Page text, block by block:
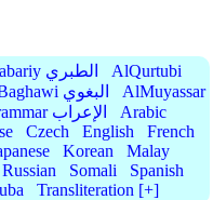
AtTabariy الطبري
AlQurtubi
AlBaghawi البغوي
AlMuyassar
Grammar الإعراب
Arabic
Czech English
French
Korean
Malay
Russian Somali
Spanish
Transliteration [+]